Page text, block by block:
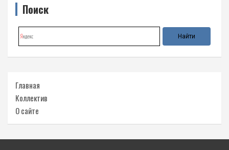
Поиск
Главная
Коллектив
О сайте